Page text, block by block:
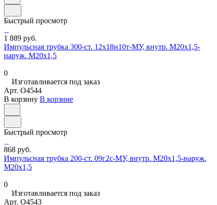
Быстрый просмотр
1 889 руб.
Импульсная трубка 300-ст. 12х18н10т-МУ, внутр. М20х1,5-
наруж. М20х1,5
0
Изготавливается под заказ
Арт. O4544
В корзину В корзине
Быстрый просмотр
868 руб.
Импульсная трубка 200-ст. 09г2с-МУ, внутр. М20х1,5-наруж.
М20х1,5
0
Изготавливается под заказ
Арт. O4543